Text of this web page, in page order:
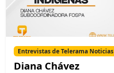
Entrevistas de Telerama Noticias
Diana Chávez